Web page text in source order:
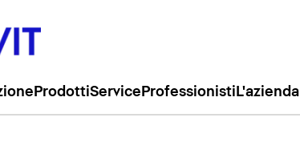
ProdottiService Professionisti L'azienda